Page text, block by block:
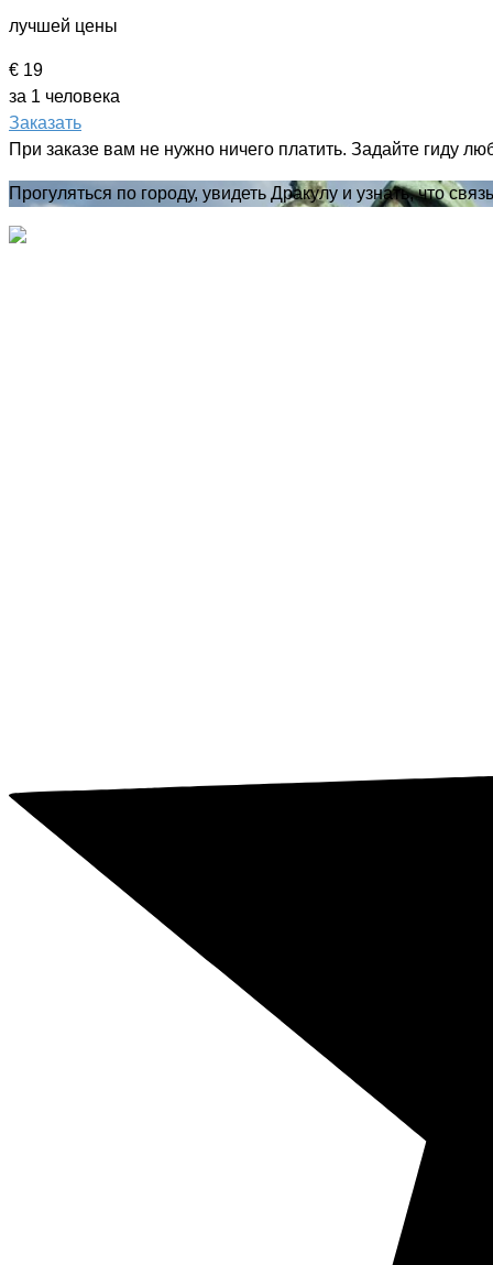
лучшей цены
€ 19
за 1 человека
Заказать
При заказе вам не нужно ничего платить. Задайте гиду
Прогуляться по городу, увидеть Дракулу и узнать, что